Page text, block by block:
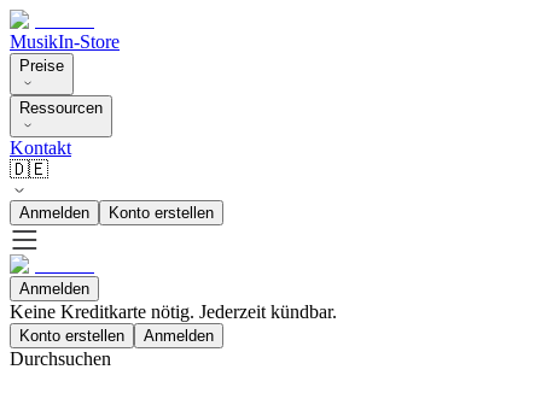
MusikIn-Store
Preise
Ressourcen
Kontakt
🇩🇪
Anmelden Konto erstellen
Anmelden
Keine Kreditkarte nötig. Jederzeit kündbar.
Konto erstellen Anmelden
Durchsuchen